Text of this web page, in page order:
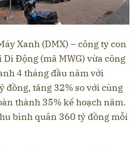
Xanh (DMX) – công ty con
Động (mã MWG) vừa công
4 tháng đầu năm với
đồng, tăng 32% so với cùng
thành 35% kế hoạch năm.
bình quân 360 tỷ đồng mỗi